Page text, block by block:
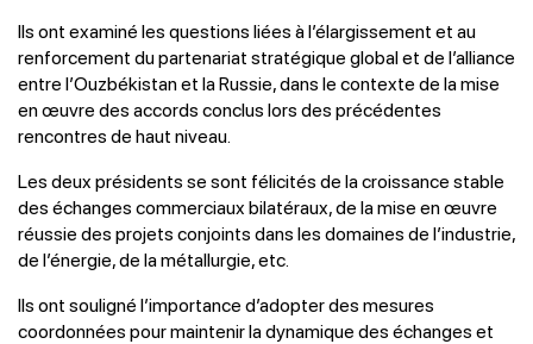
Ils ont examiné les questions liées à l’élargissement et au
renforcement du partenariat stratégique global et de l’alliance
entre l’Ouzbékistan et la Russie, dans le contexte de la mise
en œuvre des accords conclus lors des précédentes
rencontres de haut niveau.
Les deux présidents se sont félicités de la croissance stable
des échanges commerciaux bilatéraux, de la mise en œuvre
réussie des projets conjoints dans les domaines de l’industrie,
de l’énergie, de la métallurgie, etc.
Ils ont souligné l’importance d’adopter des mesures
coordonnées pour maintenir la dynamique des échanges et